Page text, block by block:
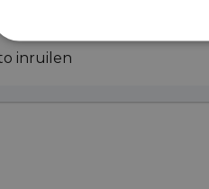
inruilen